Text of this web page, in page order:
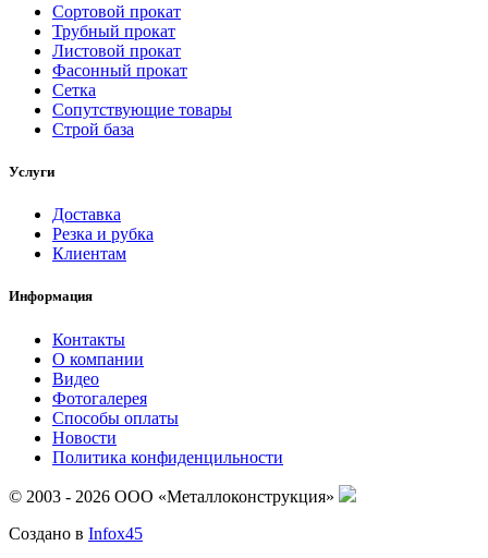
Сортовой прокат
Трубный прокат
Листовой прокат
Фасонный прокат
Сетка
Сопутствующие товары
Строй база
Услуги
Доставка
Резка и рубка
Клиентам
Информация
Контакты
О компании
Видео
Фотогалерея
Способы оплаты
Новости
Политика конфиденцильности
© 2003 - 2026 ООО «Металлоконструкция»
Создано в Infox45